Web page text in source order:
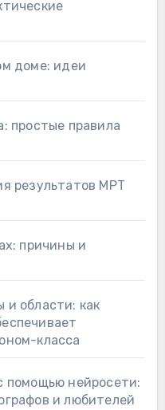
доме: идеи
простые правила
результатов МРТ
причины и
и области: как
класса
помощью нейросети:
и любителей